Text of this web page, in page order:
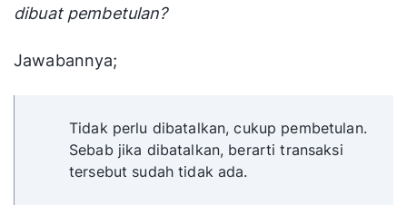
dibuat pembetulan?
Jawabannya;
Tidak perlu dibatalkan, cukup pembetulan.
Sebab jika dibatalkan, berarti transaksi
tersebut sudah tidak ada.